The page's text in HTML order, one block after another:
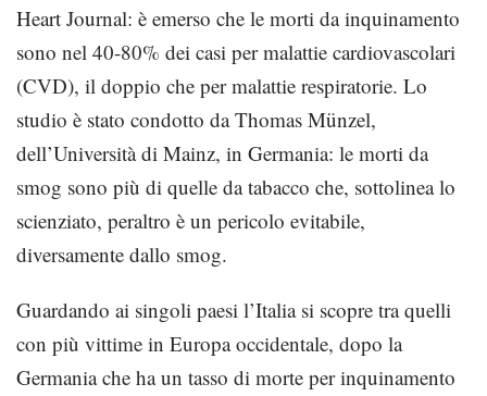
Heart Journal: è emerso che le morti da inquinamento
sono nel 40-80% dei casi per malattie cardiovascolari
(CVD), il doppio che per malattie respiratorie. Lo
studio è stato condotto da Thomas Münzel,
dell’Università di Mainz, in Germania: le morti da
smog sono più di quelle da tabacco che, sottolinea lo
scienziato, peraltro è un pericolo evitabile,
diversamente dallo smog.
Guardando ai singoli paesi l’Italia si scopre tra quelli
con più vittime in Europa occidentale, dopo la
Germania che ha un tasso di morte per inquinamento